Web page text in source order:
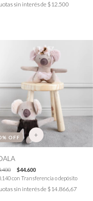
sin interés de$12.500
% OFF +
$44.600
con Transferencia o depósito
sin interés de$14.866,67